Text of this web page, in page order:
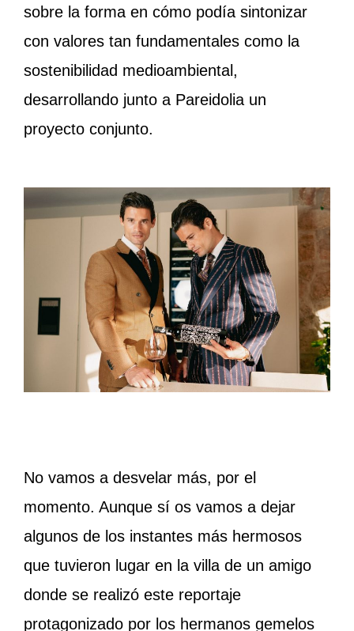
sobre la forma en cómo podía sintonizar
con valores tan fundamentales como la
sostenibilidad medioambiental,
desarrollando junto a Pareidolia un
proyecto conjunto.
No vamos a desvelar más, por el
momento. Aunque sí os vamos a dejar
algunos de los instantes más hermosos
que tuvieron lugar en la villa de un amigo
donde se realizó este reportaje
protagonizado por los hermanos gemelos